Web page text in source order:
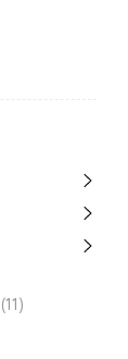
(11)